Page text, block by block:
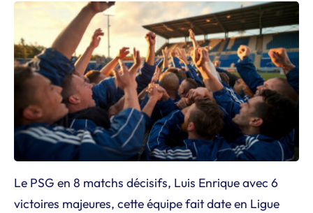
Le PSG en 8 matchs décisifs, Luis Enrique avec 6
victoires majeures, cette équipe fait date en Ligue